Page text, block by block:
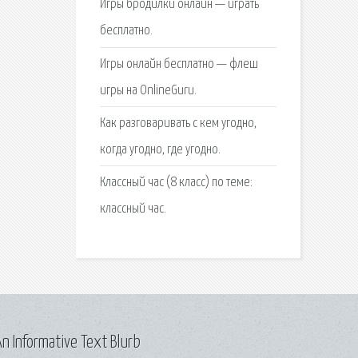
Игры бродилки онлайн — играть
бесплатно.
Игры онлайн бесплатно — флеш
игры на OnlineGuru.
Как разговаривать с кем угодно,
когда угодно, где угодно.
Классный час (8 класс) по теме:
классный час.
Informative Text Blurb